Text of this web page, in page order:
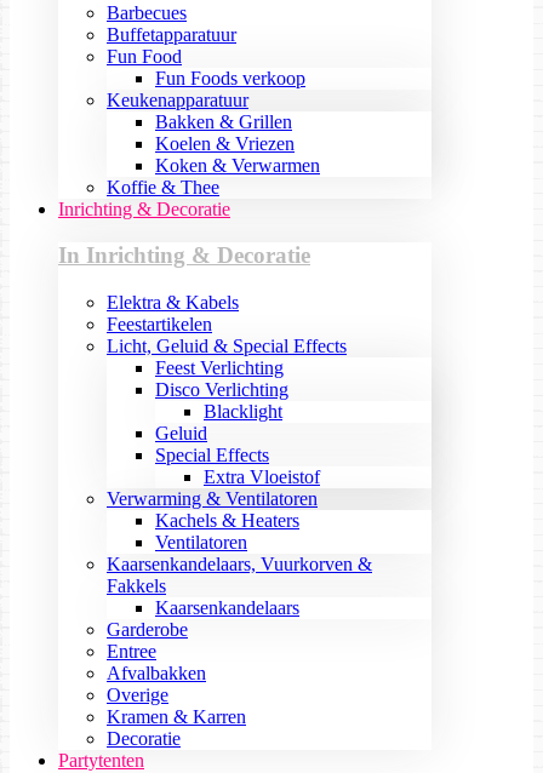
Barbecues
Buffetapparatuur
Fun Food
Fun Foods verkoop
Keukenapparatuur
Bakken & Grillen
Koelen & Vriezen
Koken & Verwarmen
Koffie & Thee
Inrichting & Decoratie
In Inrichting & Decoratie
Elektra & Kabels
Feestartikelen
Licht, Geluid & Special Effects
Feest Verlichting
Disco Verlichting
Blacklight
Geluid
Special Effects
Extra Vloeistof
Verwarming & Ventilatoren
Kachels & Heaters
Ventilatoren
Kaarsenkandelaars, Vuurkorven &
Fakkels
Kaarsenkandelaars
Garderobe
Entree
Afvalbakken
Overige
Kramen & Karren
Decoratie
Partytenten